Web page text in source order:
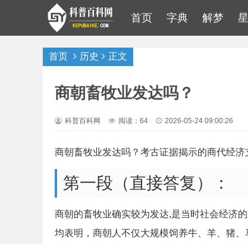
首页 字典 解梦
首页 历史 正文
商朝畜牧业发达吗？
科普百科网 阅读：64 2026-05-24 09:00:26
商朝畜牧业发达吗？考古证据揭示的商代经济
第一段（直接答复）：
商朝的畜牧业确实较为发达,是当时社会经济
均表明，商朝人不仅大规模饲养牛、羊、猪